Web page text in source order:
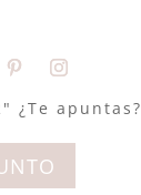
¿Te apuntas?